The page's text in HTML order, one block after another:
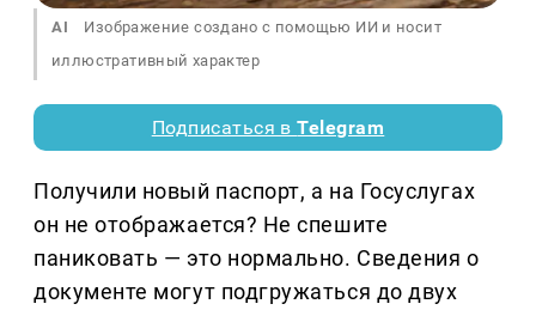
AI
Изображение создано с помощью ИИ и носит
иллюстративный характер
Подписаться вTelegram
Получили новый паспорт, а на Госуслугах
он не отображается? Не спешите
паниковать — это нормально. Сведения о
документе могут подгружаться до двух